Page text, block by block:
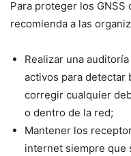
Para proteger los
recomienda a las
Realizar una
activos para detectar
corregir cualquier
o dentro de la red;
Mantener los
internet siempre que